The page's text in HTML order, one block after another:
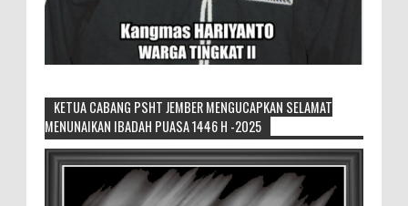
Sikapi Overproduksi Panen Selada, Petani
Muda Hidroponik Ikuti Pelatihan
Manajemen Budidaya dan Tata Kelola
Pasar
KETUA CABANG PSHT JEMBER MENGUCAPKAN SELAMAT
MENUNAIKAN IBADAH PUASA 1446 H -2025